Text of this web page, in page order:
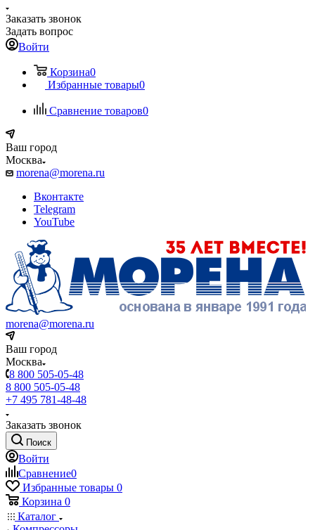
Заказать звонок
Задать вопрос
Войти
Корзина0
Избранные товары0
Сравнение товаров0
Ваш город
Москва
morena@morena.ru
Вконтакте
Telegram
YouTube
morena@morena.ru
Ваш город
Москва
8 800 505-05-48
8 800 505-05-48
+7 495 781-48-48
Заказать звонок
Поиск
Войти
Сравнение0
Избранные товары 0
Корзина 0
Каталог